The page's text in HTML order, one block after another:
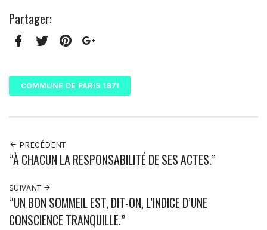
Partager:
COMMUNE DE PARIS 1871
PRECÉDENT
“À CHACUN LA RESPONSABILITÉ DE SES ACTES.”
SUIVANT
“UN BON SOMMEIL EST, DIT-ON, L’INDICE D’UNE
CONSCIENCE TRANQUILLE.”